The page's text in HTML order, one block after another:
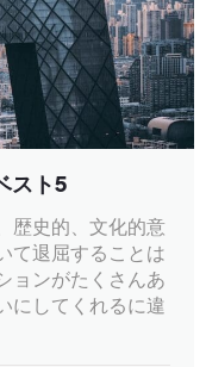
スト5
歴史的、文化的意
て退屈することは
ョンがたくさんあ
にしてくれるに違